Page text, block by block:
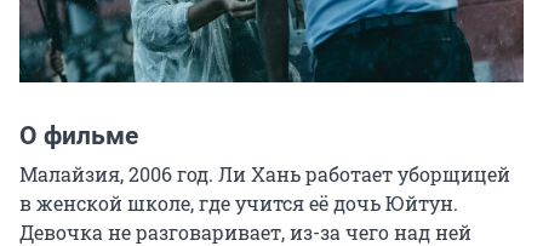
О фильме
Малайзия, 2006 год. Ли Хань работает уборщицей
в женской школе, где учится её дочь Юйтун.
Девочка не разговаривает, из-за чего над ней